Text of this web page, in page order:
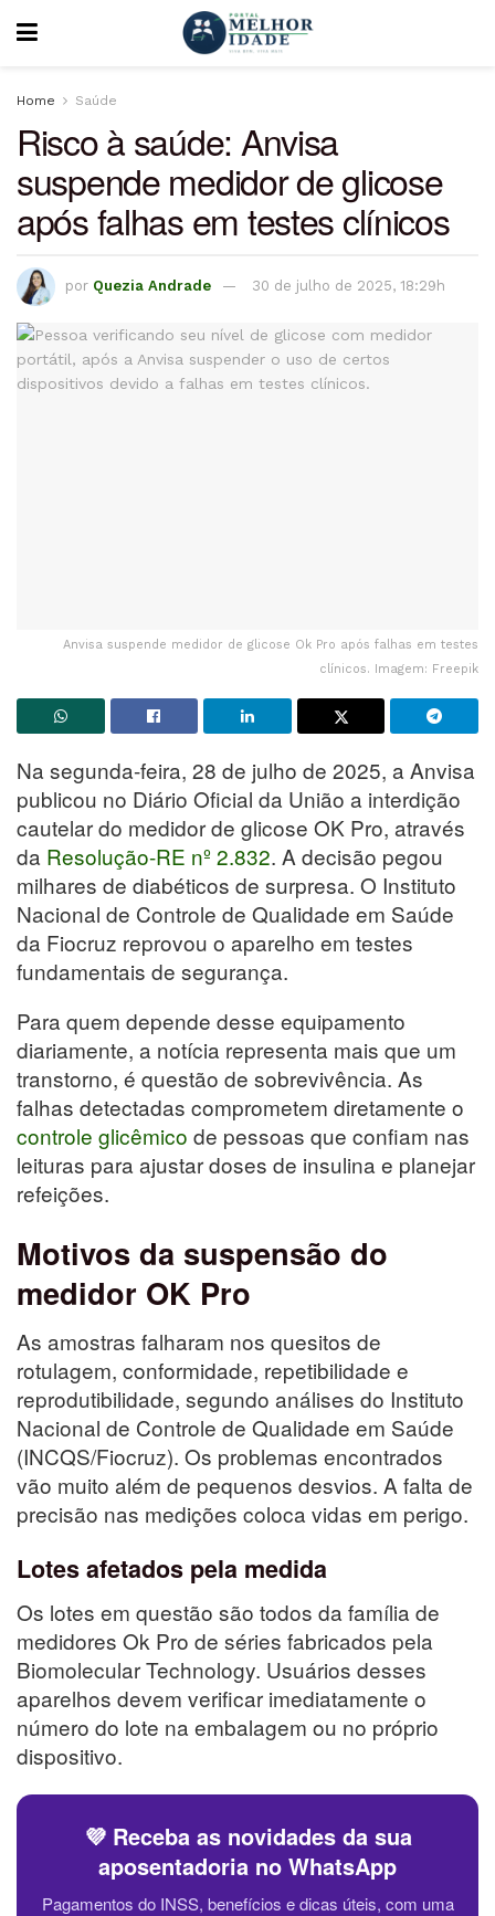
Home Saúde
Risco à saúde: Anvisa
suspende medidor de glicose
após falhas em testes clínicos
por Quezia Andrade 30 de julho de 2025, 18:29h
Anvisa suspende medidor de glicose Ok Pro após falhas em testes
clínicos. Imagem: Freepik
Na segunda-feira, 28 de julho de 2025, a Anvisa
publicou no Diário Oficial da União a interdição
cautelar do medidor de glicose OK Pro, através
da Resolução-RE nº 2.832. A decisão pegou
milhares de diabéticos de surpresa. O Instituto
Nacional de Controle de Qualidade em Saúde
da Fiocruz reprovou o aparelho em testes
fundamentais de segurança.
Para quem depende desse equipamento
diariamente, a notícia representa mais que um
transtorno, é questão de sobrevivência. As
falhas detectadas comprometem diretamente o
controle glicêmico de pessoas que confiam nas
leituras para ajustar doses de insulina e planejar
refeições.
Motivos da suspensão do
medidor OK Pro
As amostras falharam nos quesitos de
rotulagem, conformidade, repetibilidade e
reprodutibilidade, segundo análises do Instituto
Nacional de Controle de Qualidade em Saúde
(INCQS/Fiocruz). Os problemas encontrados
vão muito além de pequenos desvios. A falta de
precisão nas medições coloca vidas em perigo.
Lotes afetados pela medida
Os lotes em questão são todos da família de
medidores Ok Pro de séries fabricados pela
Biomolecular Technology. Usuários desses
aparelhos devem verificar imediatamente o
número do lote na embalagem ou no próprio
dispositivo.
💜 Receba as novidades da sua
aposentadoria no WhatsApp
Pagamentos do INSS, benefícios e dicas úteis, com uma